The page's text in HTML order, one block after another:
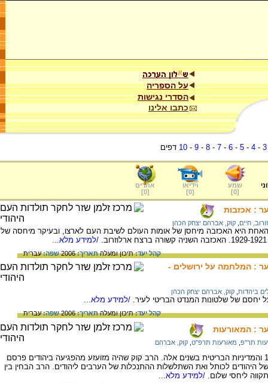
על הספריה
הסדרי נגישות
כתבו אלינו
3
-
4
-
5
-
6
-
7
-
8
-
9
-
10 דפים
שמע
[
0
]
וידיאו
[
0
]
אתרים
[
0
]
: אכזבות
חיים קוק, אברהם יצחק הכהן
היא האכזבה מיחסן של אומות העולם לשיבת העם לארצו, ובעיקר מיחסה של
/למידע מלא...
קהל יעד:תיכון ומעלהתאריך:2006 שפה:עברית
: המלחמה על ירושלים -
ביהדות קוק, אברהם יצחק הכהן
יחסם של שלטונות המנדט הבריטי לעיר. /למידע מלא...
קהל יעד:תיכון ומעלהתאריך:2006 שפה:עברית
: המאורעות
תר"פ מאורעות תרפ"ט קוק, אברהם
תיואר הפרעות של הערבים בשנים 1929-1921 והמדיניות הבריטית בשנים אלה. הרב קוק שהיה מזועזע מהפגיעה ביהודים פרסם
היהודים לכותל ואת השתלשלות ההתנכלות של הערבים ליהודים. הרב הבחין בין
ליחסי שלום. /למידע מלא...